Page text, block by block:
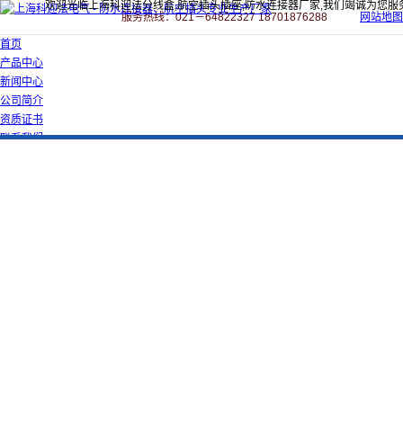
欢迎光临上海科迎法分线盒,航空插头插座,防水连接器厂家,我们竭诚为您服
服务热线：021－64822327 18701876288
网站地图
首页
产品中心
新闻中心
公司简介
资质证书
联系我们